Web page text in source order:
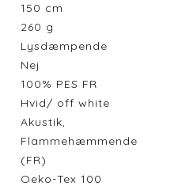
150 cm
260 g
Lysdæmpende
Nej
100% PES FR
Hvid/ off white
Akustik,
Flammehæmmende
(FR)
Oeko-Tex 100